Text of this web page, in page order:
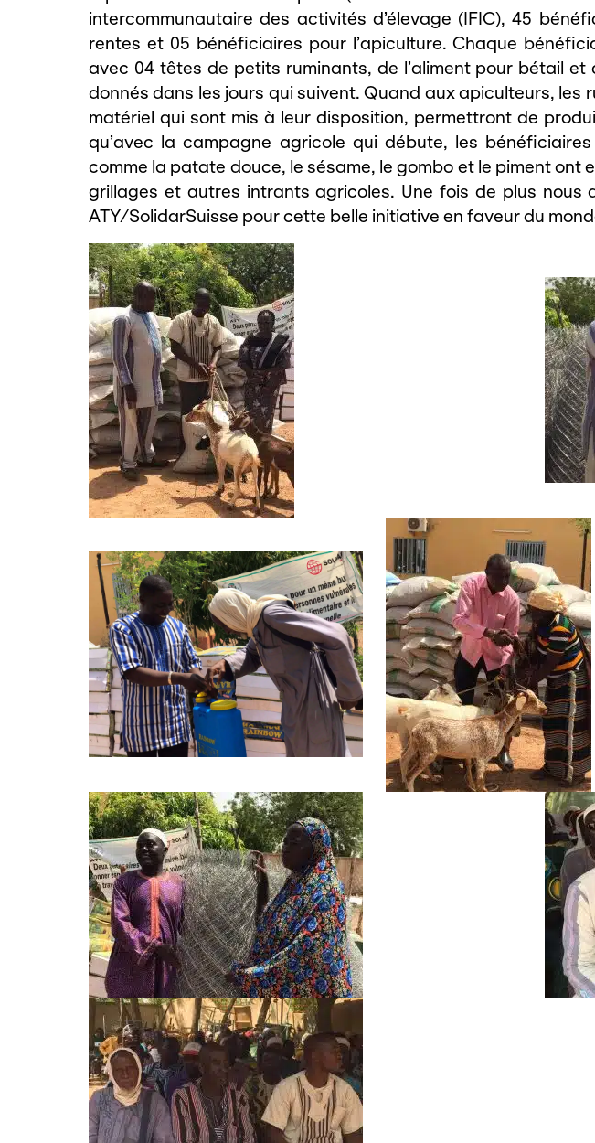
intercommunautaire des activités d’élevage (IFIC), 45
rentes et 05 bénéficiaires pour l’apiculture. Chaque
avec 04 têtes de petits ruminants, de l’aliment pour bétail et
donnés dans les jours qui suivent. Quand aux apiculteurs, les
matériel qui sont mis à leur disposition, permettront de
qu’avec la campagne agricole qui débute, les
comme la patate douce, le sésame, le gombo et le piment ont
grillages et autres intrants agricoles. Une fois de plus nous
ATY/SolidarSuisse pour cette belle initiative en faveur du